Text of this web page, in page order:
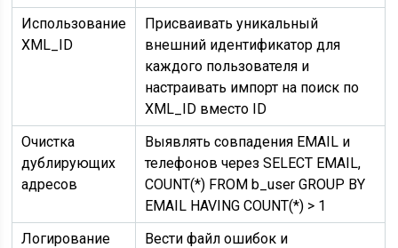
Использование
XML_ID
Присваивать уникальный
внешний идентификатор для
каждого пользователя и
настраивать импорт на поиск по
XML_ID вместо ID
Очистка
дублирующих
адресов
Выявлять совпадения EMAIL и
телефонов через SELECT EMAIL,
COUNT(*) FROM b_user GROUP BY
EMAIL HAVING COUNT(*) > 1
Логирование
Вести файл ошибок и